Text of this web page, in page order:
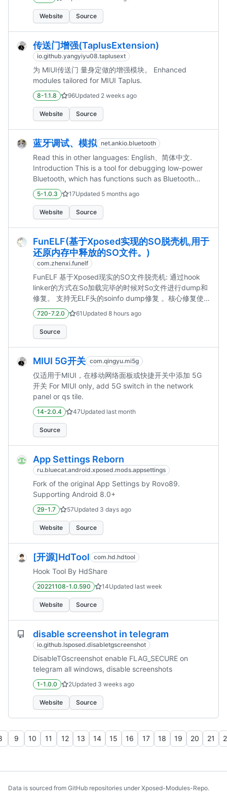
Website Source
传送门增强(TaplusExtension)
io.github.yangyiyu08.taplusext
为 MIUI传送门 量身定做的增强模块。 Enhanced
modules tailored for MIUI Taplus.
8-1.1.8 96Updated 2 weeks ago
Website Source
蓝牙调试、模拟 net.ankio.bluetooth
Read this in other languages: English、简体中文.
Introduction This is a tool for debugging low-power
Bluetooth, which has functions such as Bluetooth
discovery, vendor identification, data simulation, and
data synchronization. Compatibility Warning If yo...
5-1.0.3 17Updated 5 months ago
Website Source
FunELF(基于Xposed实现的SO脱壳机,用于
还原内存中释放的SO文件。)
com.zhenxi.funelf
FunELF 基于Xposed现实的SO文件脱壳机: 通过hook
linker的方式在So加载完毕的时候对So文件进行dump和
修复。 支持无ELF头的soinfo dump修复 。核心修复使
用的sofix。 (https://github.com/F8LEFT/SoFixer) 支持
5-13系统。 使用方式： 1、Lsposed激活插件 2、在模
块页面选择需要脱壳对应的Apk。 3、启动目标Apk即
可。 修复的So文件保存在/data/data/包名/FunELF/目录
720-7.2.0 61 Updated 8 hours ago
Source
MIUI 5G开关 com.qingyu.mi5g
仅适用于MIUI，在移动网络面板或快捷开关中添加 5G
开关 For MIUI only, add 5G switch in the network
panel or qs tile.
14-2.0.4 47Updated last month
Source
App Settings Reborn
ru.bluecat.android.xposed.mods.appsettings
Fork of the original App Settings by Rovo89.
Supporting Android 8.0+
29-1.7 57Updated 3 days ago
Website Source
[开源]HdTool com.hd.hdtool
Hook Tool By HdShare
20221108-1.0.590 14Updated last week
Website Source
disable screenshot in telegram
io.github.lsposed.disabletgscreenshot
DisableTGscreenshot enable FLAG_SECURE on
telegram all windows, disable screenshots
1-1.0.0 2Updated 3 weeks ago
Website Source
9 10 11 12 13 14 15 16 17 18 19 20 21
Data is sourced from GitHub repositories under Xposed-Modules-Repo.